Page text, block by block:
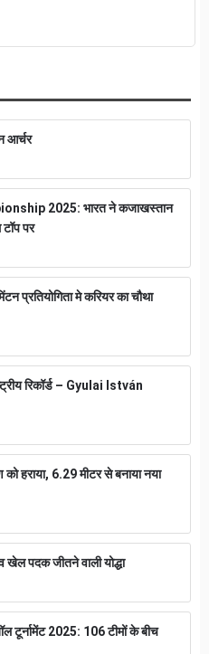
आर्चर
2025: भारत ने कजाखस्तान
पर
प्रतियोगिता मे करियर का चौथा
रिकॉर्ड – Gyulai István
हराया, 6.29 मीटर से बनाया नया
खेल पदक जीतने वाली योद्धा
टूर्नामेंट 2025: 106 टीमों के बीच